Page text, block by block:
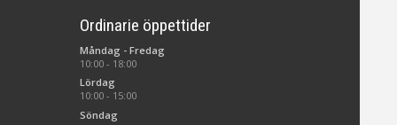
Ordinarie öppettider
Måndag - Fredag
10:00 - 18:00
Lördag
10:00 - 15:00
Söndag